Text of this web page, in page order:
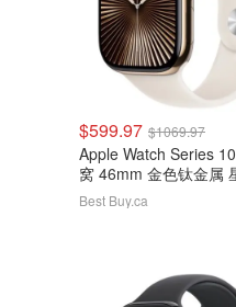
$599.97 $1069.97
Apple Watch Series
窝 46mm 金色钛金属
表带
Best Buy.ca